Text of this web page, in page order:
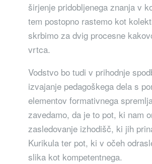
širjenje pridobljenega znanja v
tem postopno rastemo kot
skrbimo za dvig procesne
vrtca.
Vodstvo bo tudi v prihodnje
izvajanje pedagoškega dela s
elementov formativnega
zavedamo, da je to pot, ki nam
zasledovanje izhodišč, ki jih
Kurikula ter pot, ki v očeh
slika kot kompetentnega.